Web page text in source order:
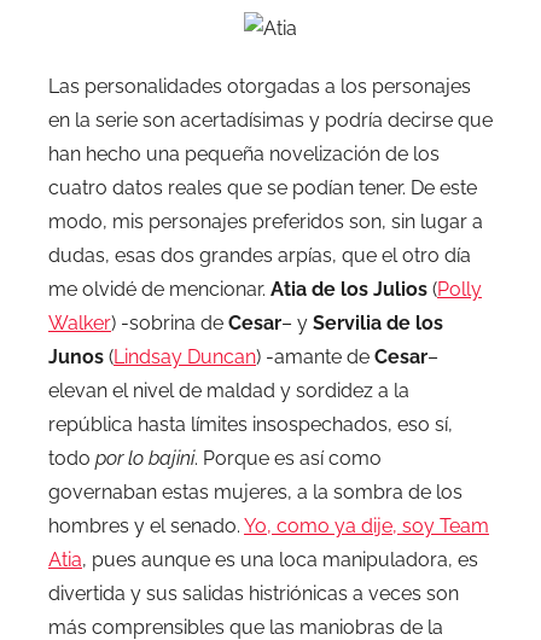
Las personalidades otorgadas a los personajes
en la serie son acertadísimas y podría decirse que
han hecho una pequeña novelización de los
cuatro datos reales que se podían tener. De este
modo, mis personajes preferidos son, sin lugar a
dudas, esas dos grandes arpías, que el otro día
me olvidé de mencionar. Atia de los Julios (Polly
Walker) -sobrina de Cesar– y Servilia de los
Junos (Lindsay Duncan) -amante de Cesar–
elevan el nivel de maldad y sordidez a la
república hasta límites insospechados, eso sí,
todo por lo bajini. Porque es así como
governaban estas mujeres, a la sombra de los
hombres y el senado. Yo, como ya dije, soy Team
Atia, pues aunque es una loca manipuladora, es
divertida y sus salidas histriónicas a veces son
más comprensibles que las maniobras de la